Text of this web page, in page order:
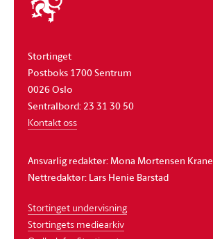
stortinget
Stortinget
Postboks 1700 Sentrum
0026 Oslo
Sentralbord: 23 31 30 50
Kontakt oss
Ansvarlig redaktør: Mona Mortensen Krane
Nettredaktør: Lars Henie Barstad
Stortinget undervisning
Stortingets mediearkiv